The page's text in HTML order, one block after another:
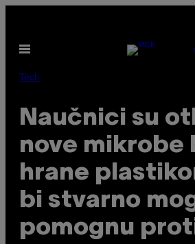
садржај
Otvori
Tech
Naučnici su
nove mikrobe
hrane
bi stvarno
pomognu